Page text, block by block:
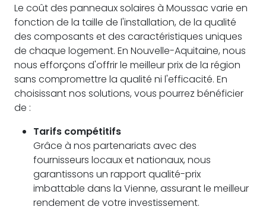
Le coût des panneaux solaires à Moussac varie en
fonction de la taille de l'installation, de la qualité
des composants et des caractéristiques uniques
de chaque logement. En Nouvelle-Aquitaine, nous
nous efforçons d'offrir le meilleur prix de la région
sans compromettre la qualité ni l'efficacité. En
choisissant nos solutions, vous pourrez bénéficier
de :
Tarifs compétitifs
Grâce à nos partenariats avec des
fournisseurs locaux et nationaux, nous
garantissons un rapport qualité-prix
imbattable dans la Vienne, assurant le meilleur
rendement de votre investissement.